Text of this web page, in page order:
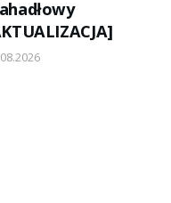
WIADOMOŚCI